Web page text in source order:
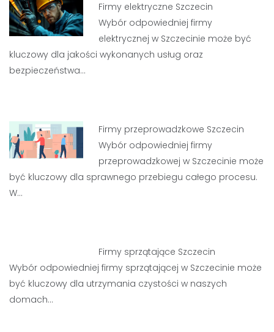
Firmy elektryczne Szczecin
Wybór odpowiedniej firmy
elektrycznej w Szczecinie może być
kluczowy dla jakości wykonanych usług oraz
bezpieczeństwa…
Firmy przeprowadzkowe Szczecin
Wybór odpowiedniej firmy
przeprowadzkowej w Szczecinie może
być kluczowy dla sprawnego przebiegu całego procesu.
W…
Firmy sprzątające Szczecin
Wybór odpowiedniej firmy sprzątającej w Szczecinie może
być kluczowy dla utrzymania czystości w naszych
domach…